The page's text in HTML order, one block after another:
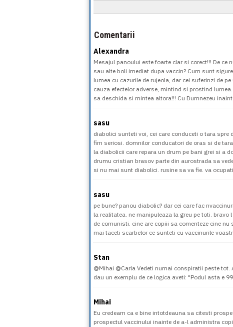
Comentarii
Alexandra
Mesajul panoului este foarte clar si corect!!! De
sau alte boli imediat dupa vaccin? Cum sunt
lumea cu cazurile de rujeola, dar cei suferinzi de
cauza efectelor adverse, mintind si prostind
sa deschida si mintea altora!!! Cu Dumnezeu
sasu
diabolici sunteti voi, cei care conduceti o tara
fim seriosi. domnilor conducatori de oras si de
la diabolicii care repara un drum pe bani grei si a
drumu cristian brasov parte din aurostrada sa
si nu mai sunt diabolici. rusine sa va fie. va
sasu
pe bune? panou diabolic? dar cei care fac
la realitatea. ne manipuleaza la greu pe toti.
de comunisti. cine are copiii sa comenteze cine
mai taceti scarbelor ce sunteti cu vaccinurile
Stan
@Mihai @Carla Vedeti numai conspiratii peste
dau un exemplu de ce logica aveti: "Podul asta e
Mihai
Eu credeam ca e bine intotdeauna sa citesti
prospectul vaccinului inainte de a-l administra